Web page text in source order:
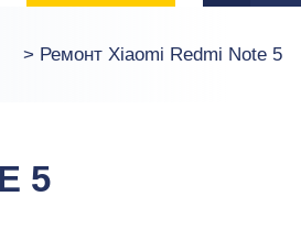
> Ремонт Xiaomi Redmi Note 5
5